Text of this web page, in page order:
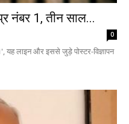
नंबर 1, तीन साल...
0
यह लाइन और इससे जुड़े पोस्‍टर-विज्ञापन